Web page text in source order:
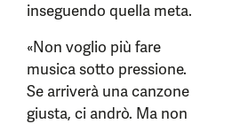
inseguendo quella meta.
«Non voglio più fare
musica sotto pressione.
Se arriverà una canzone
giusta, ci andrò. Ma non